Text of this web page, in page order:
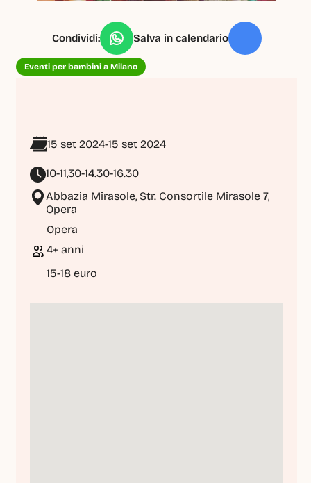
Condividi: Salva in calendario
Eventi per bambini a Milano
15 set 2024-15 set 2024
10-11,30-14.30-16.30
Abbazia Mirasole, Str. Consortile Mirasole 7,
Opera
Opera
4+ anni
15-18 euro